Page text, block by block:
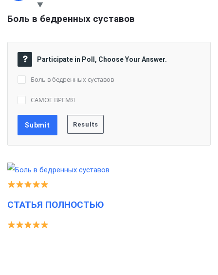
Боль в бедренных суставов
Participate in Poll, Choose Your Answer.
Боль в бедренных суставов
САМОЕ ВРЕМЯ
СТАТЬЯ ПОЛНОСТЬЮ